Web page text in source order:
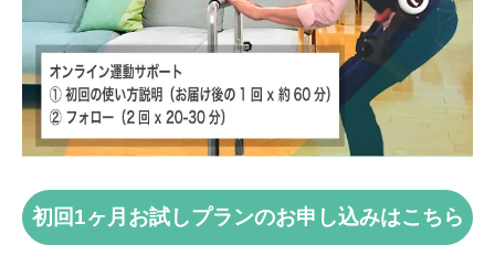
初回1ヶ月お試しプランのお申し込みはこちら